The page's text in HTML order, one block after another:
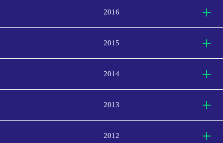
2016
2015
2014
2013
2012